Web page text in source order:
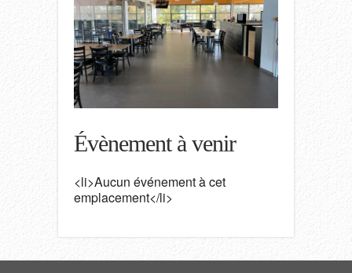
Évènement à venir
<li>Aucun événement à cet
emplacement</li>